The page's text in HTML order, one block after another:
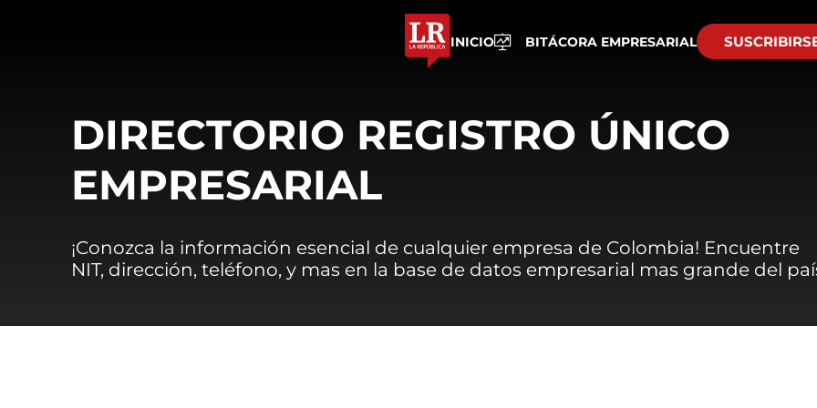
INICIO BITÁCORA EMPRESARIAL
DIRECTORIO REGISTRO ÚNICO
EMPRESARIAL
¡Conozca la información esencial de cualquier empresa de Colombia! Encuentre
NIT, dirección, teléfono, y mas en la base de datos empresarial mas grande del